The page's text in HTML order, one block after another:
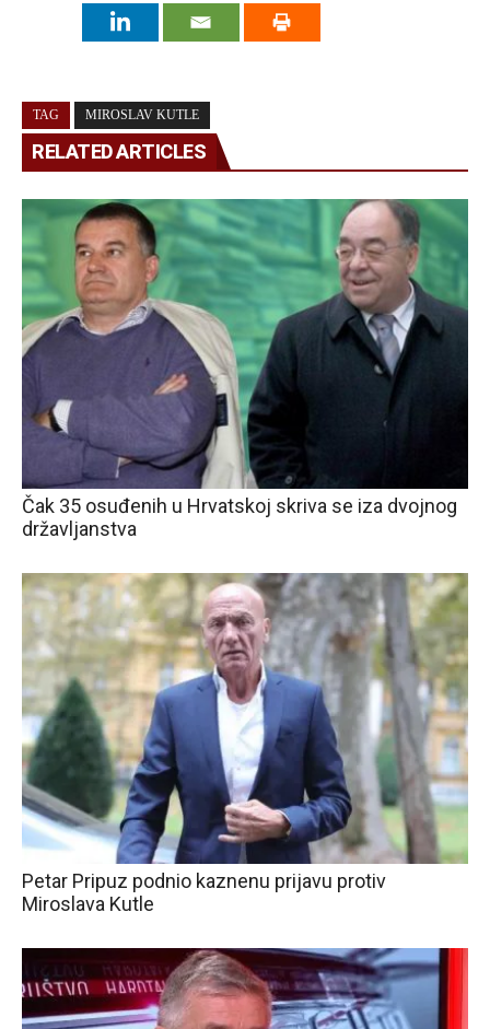
TAG MIROSLAV KUTLE
RELATED ARTICLES
Čak 35 osuđenih u Hrvatskoj skriva se iza dvojnog
državljanstva
Petar Pripuz podnio kaznenu prijavu protiv
Miroslava Kutle